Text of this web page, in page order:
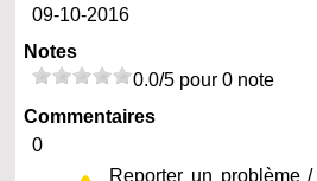
09-10-2016
Notes
0.0/5 pour 0 note
Commentaires
0
Reporter un problème